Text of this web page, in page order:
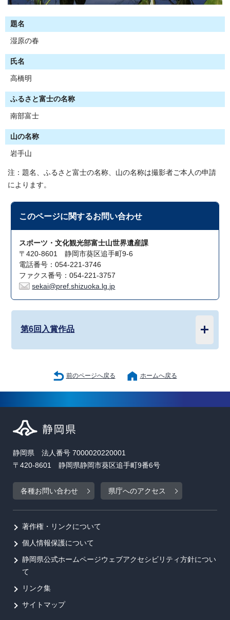
題名
湿原の春
氏名
高橋明
ふるさと富士の名称
南部富士
山の名称
岩手山
注：題名、ふるさと富士の名称、山の名称は撮影者ご本人の申請
によります。
このページに関するお問い合わせ
スポーツ・文化観光部富士山世界遺産課
〒420-8601 静岡市葵区追手町9-6
電話番号：054-221-3746
ファクス番号：054-221-3757
sekai@pref.shizuoka.lg.jp
第6回入賞作品
前のページへ戻る ホームへ戻る
静岡県 法人番号 7000020220001
〒420-8601 静岡県静岡市葵区追手町9番6号
各種お問い合わせ 県庁へのアクセス
著作権・リンクについて
個人情報保護について
静岡県公式ホームページウェブアクセシビリティ方針につい
て
リンク集
サイトマップ